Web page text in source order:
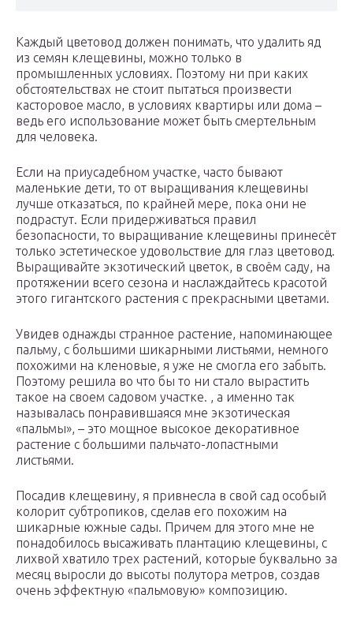
Каждый цветовод должен понимать, что удалить яд
из семян клещевины, можно только в
промышленных условиях. Поэтому ни при каких
обстоятельствах не стоит пытаться произвести
касторовое масло, в условиях квартиры или дома –
ведь его использование может быть смертельным
для человека.
Если на приусадебном участке, часто бывают
маленькие дети, то от выращивания клещевины
лучше отказаться, по крайней мере, пока они не
подрастут. Если придерживаться правил
безопасности, то выращивание клещевины принесёт
только эстетическое удовольствие для глаз цветовод.
Выращивайте экзотический цветок, в своём саду, на
протяжении всего сезона и наслаждайтесь красотой
этого гигантского растения с прекрасными цветами.
Увидев однажды странное растение, напоминающее
пальму, с большими шикарными листьями, немного
похожими на кленовые, я уже не смогла его забыть.
Поэтому решила во что бы то ни стало вырастить
такое на своем садовом участке. , а именно так
называлась понравившаяся мне экзотическая
«пальмы», – это мощное высокое декоративное
растение с большими пальчато-лопастными
листьями.
Посадив клещевину, я привнесла в свой сад особый
колорит субтропиков, сделав его похожим на
шикарные южные сады. Причем для этого мне не
понадобилось высаживать плантацию клещевины, с
лихвой хватило трех растений, которые буквально за
месяц выросли до высоты полутора метров, создав
очень эффектную «пальмовую» композицию.